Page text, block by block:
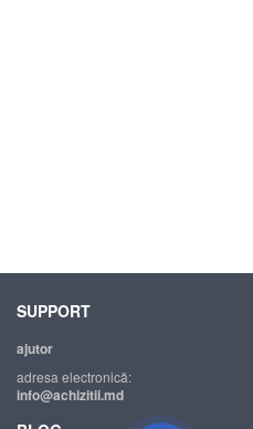
Suport tehnic
mereu bucuroși să Vă
SUPPORT
ajutor
adresa electronică:
info@achizitii.md